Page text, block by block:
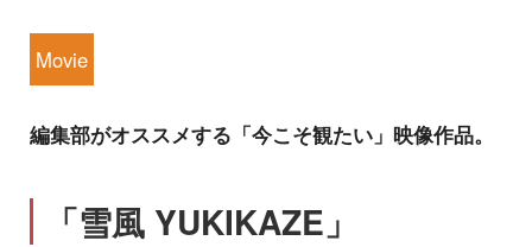
Movie
編集部がオススメする「今こそ観たい」映像作品。
「雪風 YUKIKAZE」